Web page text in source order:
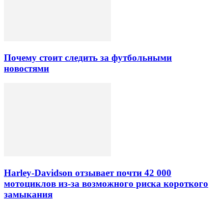
Почему стоит следить за футбольными
новостями
Harley-Davidson отзывает почти 42 000
мотоциклов из-за возможного риска короткого
замыкания